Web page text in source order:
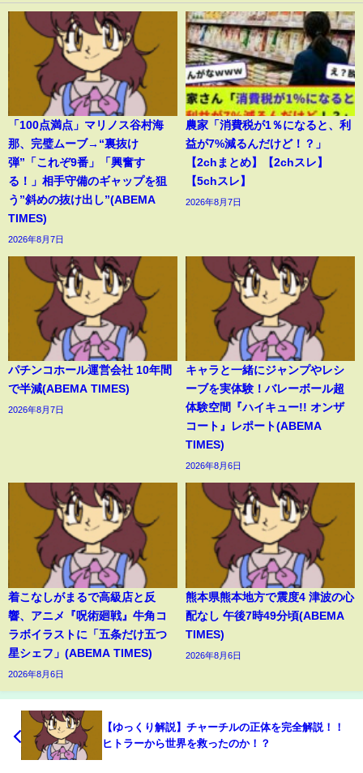
「100点満点」マリノス谷村海
那、完璧ムーブ→“裏抜け
弾”「これぞ9番」「興奮す
る！」相手守備のギャップを狙
う”斜めの抜け出し”(ABEMA
TIMES)
2026年8月7日
農家「消費税が1％になると、利
益が7%減るんだけど！？」
【2chまとめ】【2chスレ】
【5chスレ】
2026年8月7日
パチンコホール運営会社 10年間
で半減(ABEMA TIMES)
2026年8月7日
キャラと一緒にジャンプやレシ
ーブを実体験！バレーボール超
体験空間『ハイキュー!! オンザ
コート』レポート(ABEMA
TIMES)
2026年8月6日
着こなしがまるで高級店と反
響、アニメ『呪術廻戦』牛角コ
ラボイラストに「五条だけ五つ
星シェフ」(ABEMA TIMES)
2026年8月6日
熊本県熊本地方で震度4 津波の心
配なし 午後7時49分頃(ABEMA
TIMES)
2026年8月6日
【ゆっくり解説】チャーチルの正体を完全解説！！
ヒトラーから世界を救ったのか！？